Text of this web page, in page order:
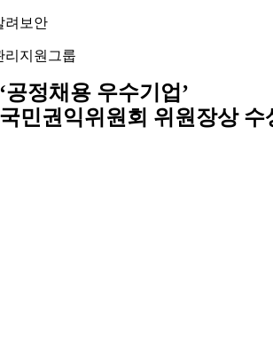
Skip
content
려보안
리지원그룹
‘공정채용 우수기업’
국민권익위원회 위원장상 수